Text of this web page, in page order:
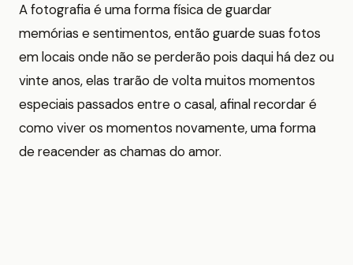
A fotografia é uma forma física de guardar
memórias e sentimentos, então guarde suas fotos
em locais onde não se perderão pois daqui há dez ou
vinte anos, elas trarão de volta muitos momentos
especiais passados entre o casal, afinal recordar é
como viver os momentos novamente, uma forma
de reacender as chamas do amor.